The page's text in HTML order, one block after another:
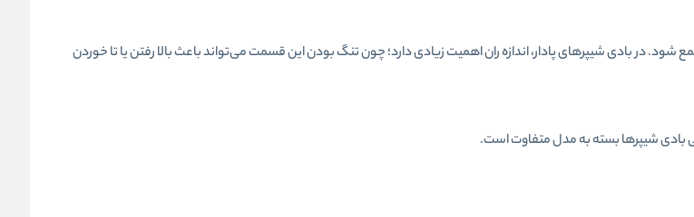
در بادی شیپرهای پادار، اندازه ران اهمیت زیادی دارد؛ چون تنگ بودن این قسمت می‌تواند باعث بالا رفتن یا تا خوردن
بادی شیپرها بسته به مدل متفاوت است.